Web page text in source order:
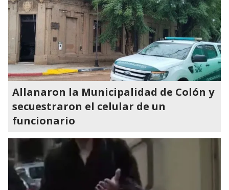
Allanaron la Municipalidad de Colón y
secuestraron el celular de un
funcionario